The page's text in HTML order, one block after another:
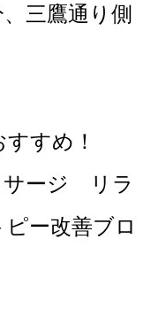
三鷹通り側
すめ！
サージ リラ
ー改善ブロ